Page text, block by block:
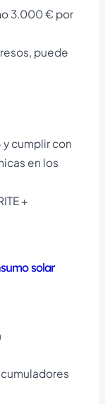
3.000 € por
puede
y cumplir con
en los
+
solar